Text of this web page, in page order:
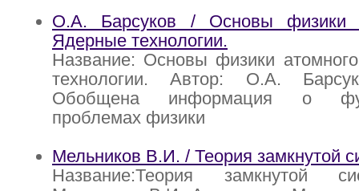
О.А. Барсуков / Основы физики
Ядерные технологии.
Название: Основы физики
технологии. Автор: О.А.
Обобщена информация о
проблемах физики
Мельников В.И. / Теория замкнутой
Название:Теория замкнутой